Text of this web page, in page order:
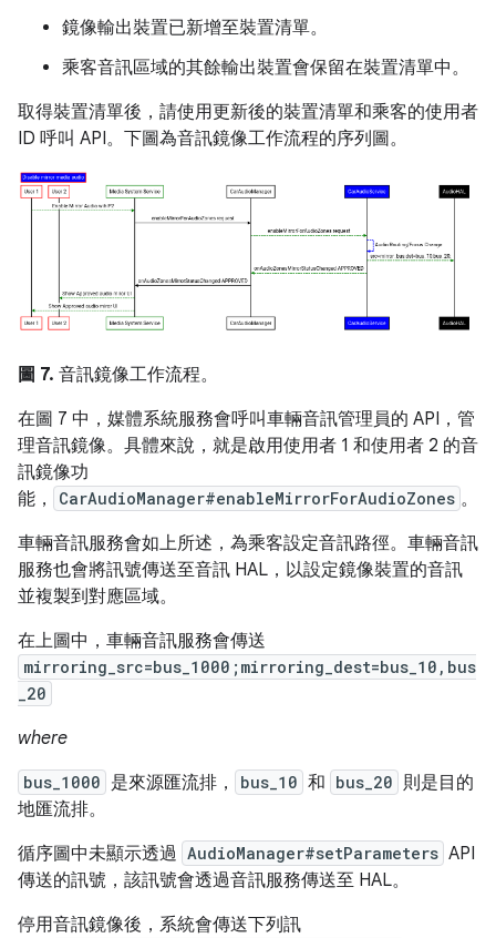
鏡像輸出裝置已新增至裝置清單。
乘客音訊區域的其餘輸出裝置會保留在裝置清單中。
取得裝置清單後，請使用更新後的裝置清單和乘客的使用者
ID 呼叫 API。下圖為音訊鏡像工作流程的序列圖。
圖 7. 音訊鏡像工作流程。
在圖 7 中，媒體系統服務會呼叫車輛音訊管理員的 API，管
理音訊鏡像。具體來說，就是啟用使用者 1 和使用者 2 的音
訊鏡像功
能，
CarAudioManager#enableMirrorForAudioZones 。
車輛音訊服務會如上所述，為乘客設定音訊路徑。車輛音訊
服務也會將訊號傳送至音訊 HAL，以設定鏡像裝置的音訊
並複製到對應區域。
在上圖中，車輛音訊服務會傳送
mirroring_src=bus_1000;mirroring_dest=bus_10,bus
_20
where
bus_1000 是來源匯流排， bus_10 和 bus_20 則是目的
地匯流排。
循序圖中未顯示透過 AudioManager#setParameters API
傳送的訊號，該訊號會透過音訊服務傳送至 HAL。
停用音訊鏡像後，系統會傳送下列訊